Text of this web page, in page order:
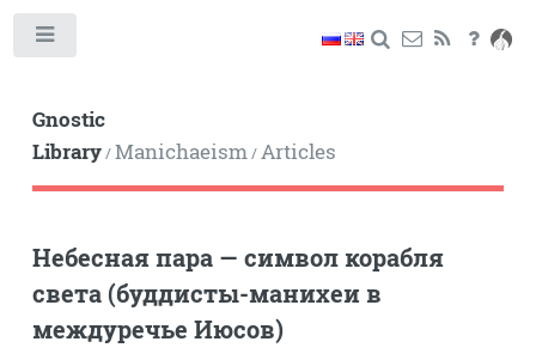
Gnostic
Library/Manichaeism/Articles
Небесная пара — символ корабля
света (буддисты-манихеи в
междуречье Июсов)